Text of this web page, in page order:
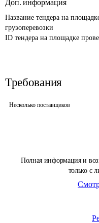
Полная информация и
только с
Доп. информация
Название тендера на
грузоперевозки
ID тендера на площадке
Требования
Несколько поставщиков